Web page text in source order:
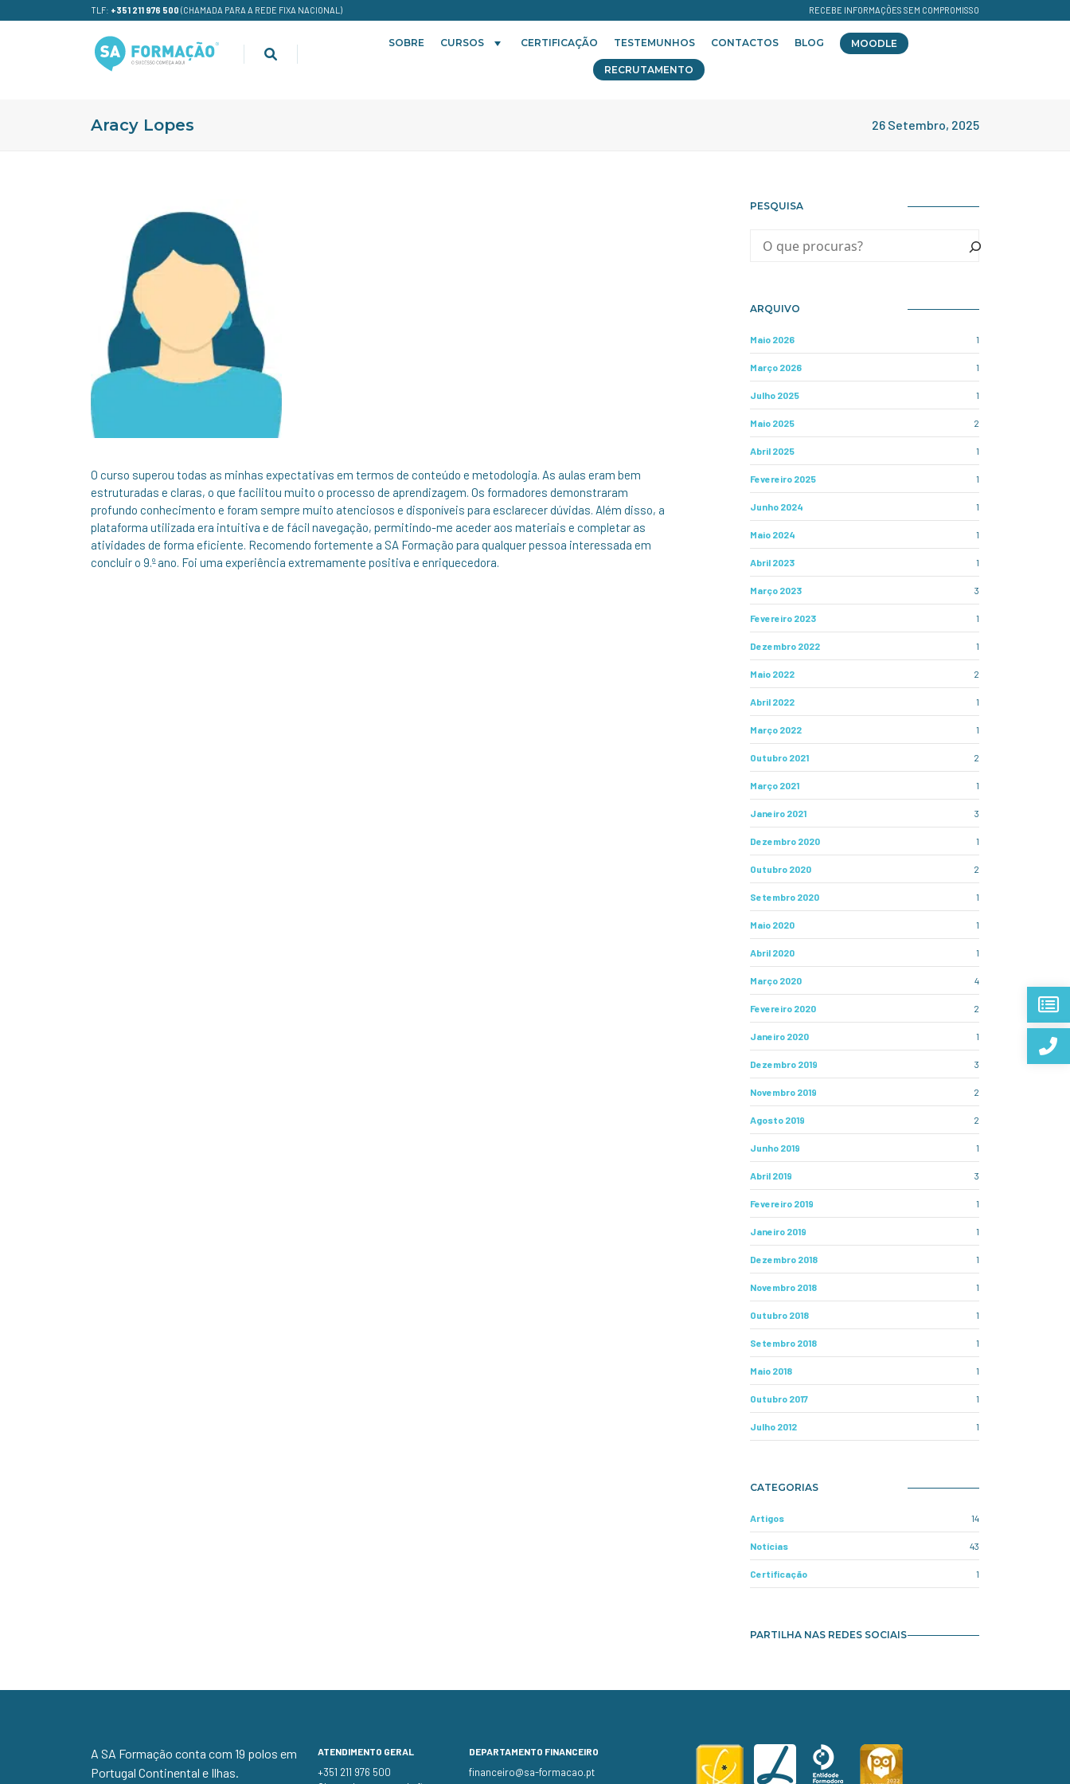
TLF: +351 211 976 500 (CHAMADA PARA A REDE FIXA NACIONAL) RECEBE INFORMAÇÕES SEM COMPROMISSO
SOBRE CURSOS CERTIFICAÇÃO TESTEMUNHOS CONTACTOS BLOG MOODLE
RECRUTAMENTO
Aracy Lopes 26 Setembro, 2025
O curso superou todas as minhas expectativas em termos de conteúdo e metodologia. As aulas eram bem
estruturadas e claras, o que facilitou muito o processo de aprendizagem. Os formadores demonstraram
profundo conhecimento e foram sempre muito atenciosos e disponíveis para esclarecer dúvidas. Além disso, a
plataforma utilizada era intuitiva e de fácil navegação, permitindo-me aceder aos materiais e completar as
atividades de forma eficiente. Recomendo fortemente a SA Formação para qualquer pessoa interessada em
concluir o 9.º ano. Foi uma experiência extremamente positiva e enriquecedora.
PESQUISA
ARQUIVO
Maio 2026 1
Março 2026 1
Julho 2025 1
Maio 2025 2
Abril 2025 1
Fevereiro 2025 1
Junho 2024 1
Maio 2024 1
Abril 2023 1
Março 2023 3
Fevereiro 2023 1
Dezembro 2022 1
Maio 2022 2
Abril 2022 1
Março 2022 1
Outubro 2021 2
Março 2021 1
Janeiro 2021 3
Dezembro 2020 1
Outubro 2020 2
Setembro 2020 1
Maio 2020 1
Abril 2020 1
Março 2020 4
Fevereiro 2020 2
Janeiro 2020 1
Dezembro 2019 3
Novembro 2019 2
Agosto 2019 2
Junho 2019 1
Abril 2019 3
Fevereiro 2019 1
Janeiro 2019 1
Dezembro 2018 1
Novembro 2018 1
Outubro 2018 1
Setembro 2018 1
Maio 2018 1
Outubro 2017 1
Julho 2012 1
CATEGORIAS
Artigos 14
Notícias 43
Certificação 1
PARTILHA NAS REDES SOCIAIS
A SA Formação conta com 19 polos em
Portugal Continental e Ilhas.
ATENDIMENTO GERAL
+351 211 976 500
DEPARTAMENTO FINANCEIRO
financeiro@sa-formacao.pt